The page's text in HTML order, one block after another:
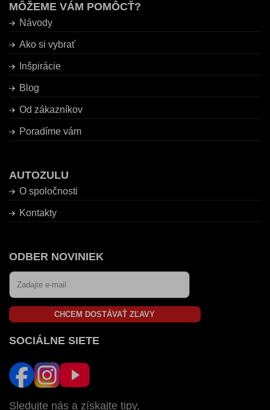
MÔŽEME VÁM POMÔCŤ?
Návody
Ako si vybrať
Inšpirácie
Blog
Od zákazníkov
Poradíme vám
AUTOZULU
O spoločnosti
Kontakty
ODBER NOVINIEK
CHCEM DOSTÁVAŤ ZĽAVY
SOCIÁLNE SIETE
Sledujte nás a získajte tipy,